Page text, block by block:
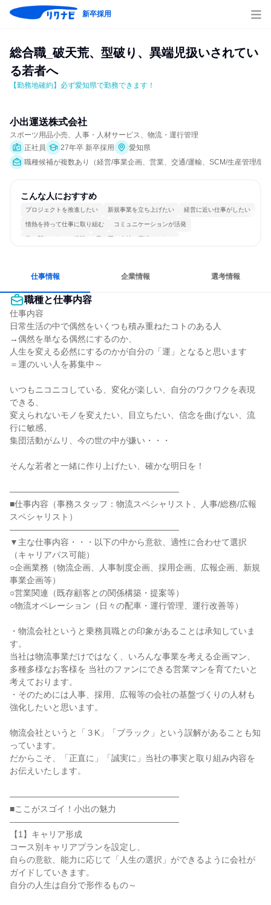
新卒採用
総合職_破天荒、型破り、異端児扱いされてい
る若者へ
【勤務地確約】必ず愛知県で勤務できます！
小出運送株式会社
スポーツ用品小売、人事・人材サービス、物流・運行管理
正社員
27年卒 新卒採用
愛知県
職種候補が複数あり（経営/事業企画、営業、交通/運輸、SCM/生産管理/購
こんな人におすすめ
プロジェクトを推進したい 新規事業を立ち上げたい 経営に近い仕事がしたい
情熱を持って仕事に取り組む コミュニケーションが活発
常に新しいものに挑戦 長く同じ会社に居続けられる
仕事情報 企業情報 選考情報
職種と仕事内容
仕事内容
日常生活の中で偶然をいくつも積み重ねたコトのある人
→偶然を単なる偶然にするのか、
人生を変える必然にするのかが自分の「運」となると思います
＝運のいい人を募集中～
いつもニコニコしている、変化が楽しい、自分のワクワクを表現
できる、
変えられないモノを変えたい、目立ちたい、信念を曲げない、流
行に敏感、
集団活動がムリ、今の世の中が嫌い・・・
そんな若者と一緒に作り上げたい、確かな明日を！
――――――――――――――――――――
■仕事内容（事務スタッフ：物流スペシャリスト、人事/総務/広報
スペシャリスト）
――――――――――――――――――――
▼主な仕事内容・・・以下の中から意欲、適性に合わせて選択
（キャリアパス可能）
○企画業務（物流企画、人事制度企画、採用企画、広報企画、新規
事業企画等）
○営業関連（既存顧客との関係構築・提案等）
○物流オペレーション（日々の配車・運行管理、運行改善等）
・物流会社というと乗務員職との印象があることは承知していま
す。
当社は物流事業だけではなく、いろんな事業を考える企画マン、
多種多様なお客様を 当社のファンにできる営業マンを育てたいと
考えております。
・そのためには人事、採用、広報等の会社の基盤づくりの人材も
強化したいと思います。
物流会社というと「３K」「ブラック」という誤解があることも知
っています。
だからこそ、「正直に」「誠実に」当社の事実と取り組み内容を
お伝えいたします。
――――――――――――――――――――
■ここがスゴイ！小出の魅力
――――――――――――――――――――
【1】キャリア形成
コース別キャリアプランを設定し、
自らの意欲、能力に応じて「人生の選択」ができるように会社が
ガイドしていきます。
自分の人生は自分で形作るもの～